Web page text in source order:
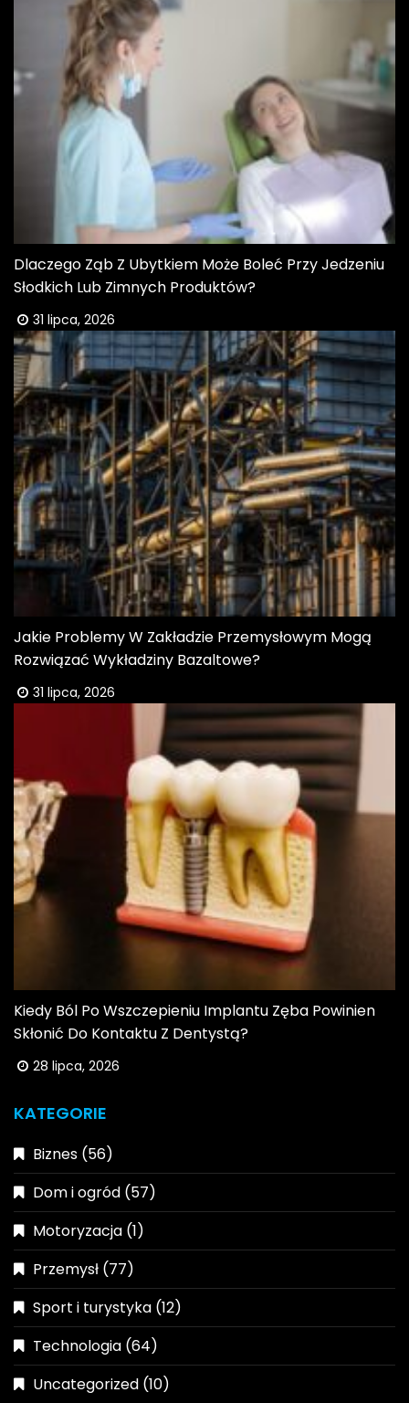
Dlaczego Ząb Z Ubytkiem Może Boleć Przy Jedzeniu
Słodkich Lub Zimnych Produktów?
31 lipca, 2026
Jakie Problemy W Zakładzie Przemysłowym Mogą
Rozwiązać Wykładziny Bazaltowe?
31 lipca, 2026
Kiedy Ból Po Wszczepieniu Implantu Zęba Powinien
Skłonić Do Kontaktu Z Dentystą?
28 lipca, 2026
KATEGORIE
Biznes (56)
Dom i ogród (57)
Motoryzacja (1)
Przemysł (77)
Sport i turystyka (12)
Technologia (64)
Uncategorized (10)